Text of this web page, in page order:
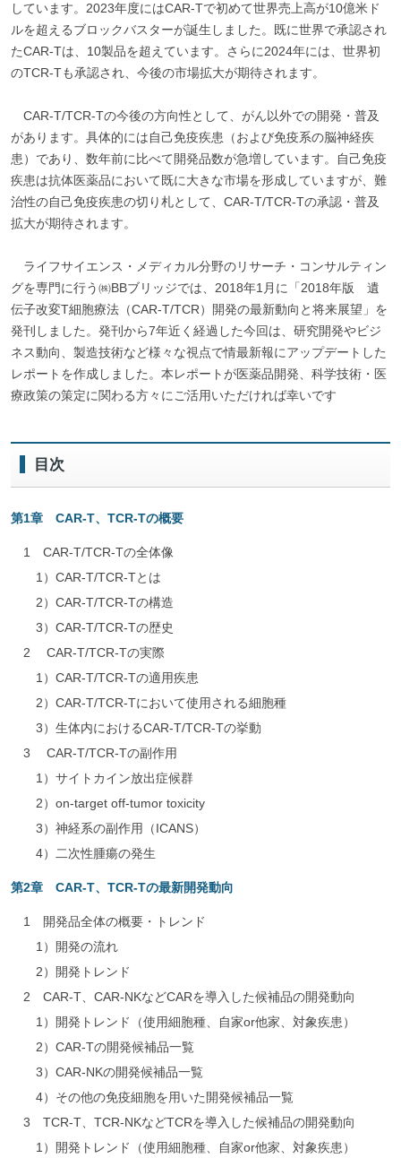
しています。2023年度にはCAR-Tで初めて世界売上高が10億米ド
ルを超えるブロックバスターが誕生しました。既に世界で承認され
たCAR-Tは、10製品を超えています。さらに2024年には、世界初
のTCR-Tも承認され、今後の市場拡大が期待されます。
CAR-T/TCR-Tの今後の方向性として、がん以外での開発・普及
があります。具体的には自己免疫疾患（および免疫系の脳神経疾
患）であり、数年前に比べて開発品数が急増しています。自己免疫
疾患は抗体医薬品において既に大きな市場を形成していますが、難
治性の自己免疫疾患の切り札として、CAR-T/TCR-Tの承認・普及
拡大が期待されます。
ライフサイエンス・メディカル分野のリサーチ・コンサルティン
グを専門に行う㈱BBブリッジでは、2018年1月に「2018年版 遺
伝子改変T細胞療法（CAR-T/TCR）開発の最新動向と将来展望」を
発刊しました。発刊から7年近く経過した今回は、研究開発やビジ
ネス動向、製造技術など様々な視点で情最新報にアップデートした
レポートを作成しました。本レポートが医薬品開発、科学技術・医
療政策の策定に関わる方々にご活用いただければ幸いです
目次
第1章 CAR-T、TCR-Tの概要
1 CAR-T/TCR-Tの全体像
1）CAR-T/TCR-Tとは
2）CAR-T/TCR-Tの構造
3）CAR-T/TCR-Tの歴史
2 CAR-T/TCR-Tの実際
1）CAR-T/TCR-Tの適用疾患
2）CAR-T/TCR-Tにおいて使用される細胞種
3）生体内におけるCAR-T/TCR-Tの挙動
3 CAR-T/TCR-Tの副作用
1）サイトカイン放出症候群
2）on-target off-tumor toxicity
3）神経系の副作用（ICANS）
4）二次性腫瘍の発生
第2章 CAR-T、TCR-Tの最新開発動向
1 開発品全体の概要・トレンド
1）開発の流れ
2）開発トレンド
2 CAR-T、CAR-NKなどCARを導入した候補品の開発動向
1）開発トレンド（使用細胞種、自家or他家、対象疾患）
2）CAR-Tの開発候補品一覧
3）CAR-NKの開発候補品一覧
4）その他の免疫細胞を用いた開発候補品一覧
3 TCR-T、TCR-NKなどTCRを導入した候補品の開発動向
1）開発トレンド（使用細胞種、自家or他家、対象疾患）